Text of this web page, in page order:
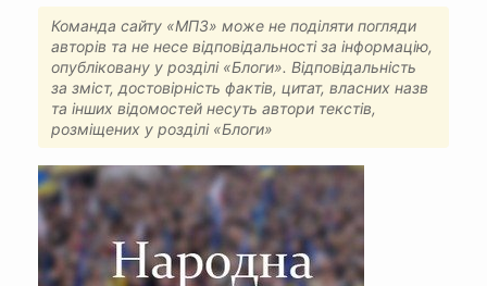
Команда сайту «МПЗ» може не поділяти погляди
авторів та не несе відповідальності за інформацію,
опубліковану у розділі «Блоги». Відповідальність
за зміст, достовірність фактів, цитат, власних назв
та інших відомостей несуть автори текстів,
розміщених у розділі «Блоги»